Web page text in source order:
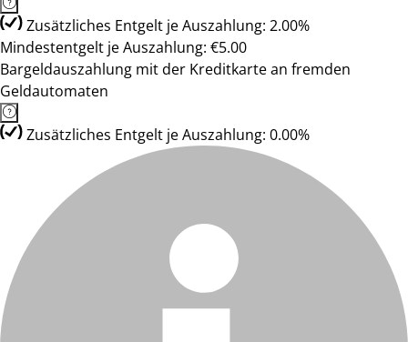
Zusätzliches Entgelt je Auszahlung: 2.00%
Mindestentgelt je Auszahlung: €5.00
Bargeldauszahlung mit der Kreditkarte an fremden
Geldautomaten
Zusätzliches Entgelt je Auszahlung: 0.00%